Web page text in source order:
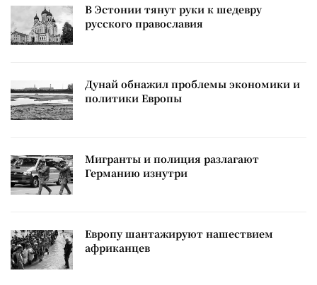
В Эстонии тянут руки к шедевру
русского православия
Дунай обнажил проблемы экономики и
политики Европы
Мигранты и полиция разлагают
Германию изнутри
Европу шантажируют нашествием
африканцев